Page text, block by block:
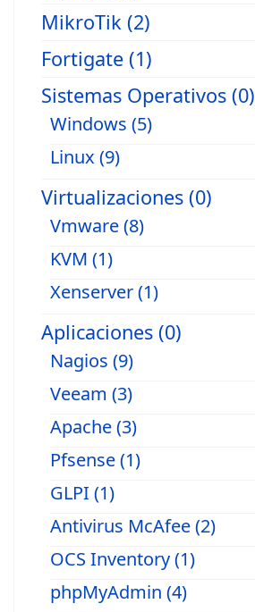
MikroTik (2)
Fortigate (1)
Sistemas Operativos (0)
Windows (5)
Linux (9)
Virtualizaciones (0)
Vmware (8)
KVM (1)
Xenserver (1)
Aplicaciones (0)
Nagios (9)
Veeam (3)
Apache (3)
Pfsense (1)
GLPI (1)
Antivirus McAfee (2)
OCS Inventory (1)
phpMyAdmin (4)